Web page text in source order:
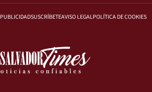
PUBLICIDADSUSCRÍBETEAVISO LEGALPOLÍTICA DE COOKIES